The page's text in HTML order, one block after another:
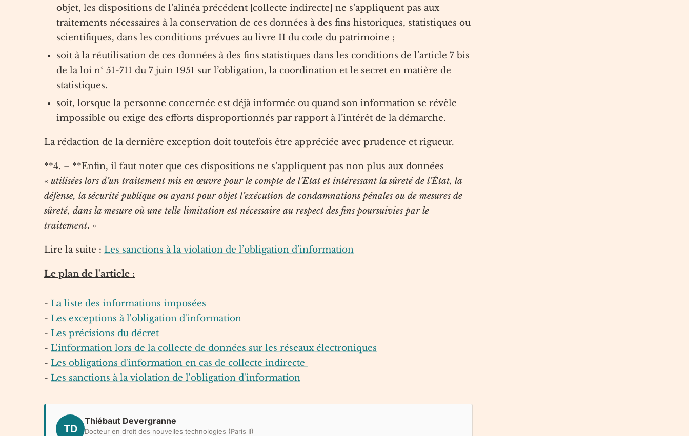
objet, les dispositions de l’alinéa précédent [collecte indirecte] ne s’appliquent pas aux
traitements nécessaires à la conservation de ces données à des fins historiques, statistiques ou
scientifiques, dans les conditions prévues au livre II du code du patrimoine ;
soit à la réutilisation de ces données à des fins statistiques dans les conditions de l’article 7 bis
de la loi n° 51-711 du 7 juin 1951 sur l’obligation, la coordination et le secret en matière de
statistiques.
soit, lorsque la personne concernée est déjà informée ou quand son information se révèle
impossible ou exige des efforts disproportionnés par rapport à l’intérêt de la démarche.
La rédaction de la dernière exception doit toutefois être appréciée avec prudence et rigueur.
**4. – **Enfin, il faut noter que ces dispositions ne s’appliquent pas non plus aux données
« utilisées lors d’un traitement mis en œuvre pour le compte de l’Etat et intéressant la sûreté de l’État, la
défense, la sécurité publique ou ayant pour objet l’exécution de condamnations pénales ou de mesures de
sûreté, dans la mesure où une telle limitation est nécessaire au respect des fins poursuivies par le
traitement. »
Lire la suite : Les sanctions à la violation de l’obligation d’information
Le plan de l'article :
- La liste des informations imposées
- Les exceptions à l'obligation d'information
- Les précisions du décret
- L'information lors de la collecte de données sur les réseaux électroniques
- Les obligations d'information en cas de collecte indirecte
- Les sanctions à la violation de l'obligation d'information
TD
Thiébaut Devergranne
Docteur en droit des nouvelles technologies (Paris II)